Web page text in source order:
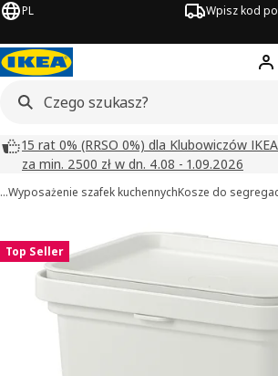
PL Wpisz kod
15 rat 0% (RRSO 0%) dla Klubowiczów
za min. 2500 zł w dn. 4.08 - 1.09.2026
…Wyposażenie szafek kuchennychKosze do
Top Seller